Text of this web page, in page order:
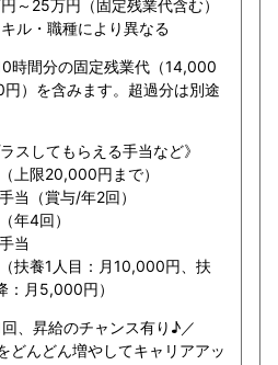
～25万円（固定残業代含む）
ル・職種により異なる
時間分の固定残業代（14,000
）を含みます。超過分は別途
スしてもらえる手当など》
上限20,000円まで）
当（賞与/年2回）
年4回）
当
扶養1人目：月10,000円、扶
：月5,000円）
、昇給のチャンス有り♪／
どんどん増やしてキャリアアッ